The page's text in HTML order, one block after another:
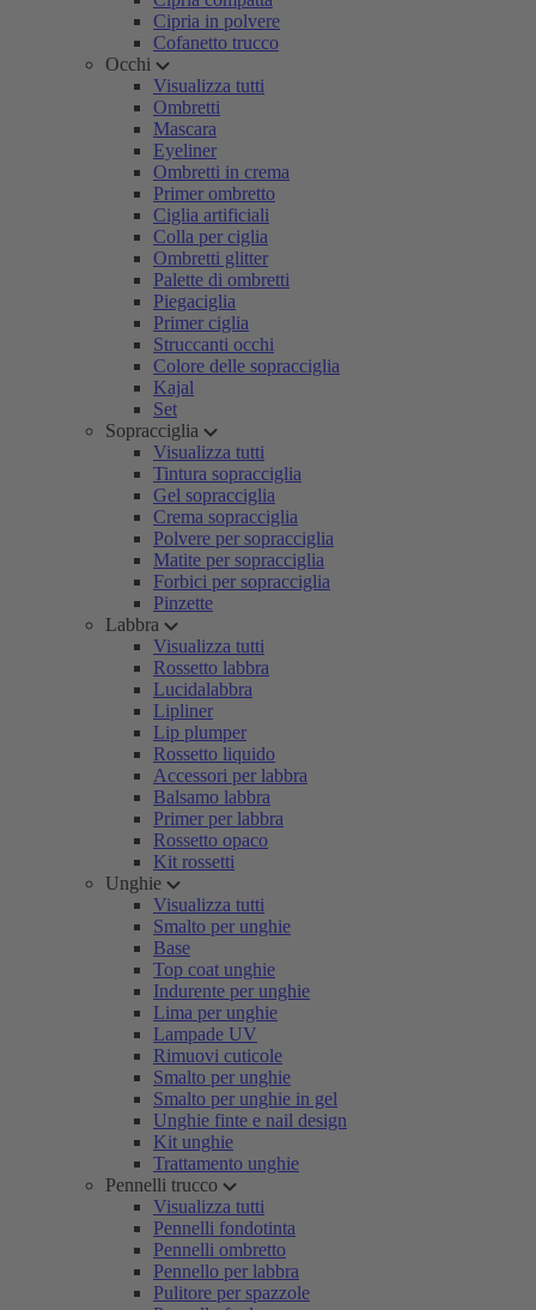
Cipria in polvere
Cofanetto trucco
Occhi
Visualizza tutti
Ombretti
Mascara
Eyeliner
Ombretti in crema
Primer ombretto
Ciglia artificiali
Colla per ciglia
Ombretti glitter
Palette di ombretti
Piegaciglia
Primer ciglia
Struccanti occhi
Colore delle sopracciglia
Kajal
Set
Sopracciglia
Visualizza tutti
Tintura sopracciglia
Gel sopracciglia
Crema sopracciglia
Polvere per sopracciglia
Matite per sopracciglia
Forbici per sopracciglia
Pinzette
Labbra
Visualizza tutti
Rossetto labbra
Lucidalabbra
Lipliner
Lip plumper
Rossetto liquido
Accessori per labbra
Balsamo labbra
Primer per labbra
Rossetto opaco
Kit rossetti
Unghie
Visualizza tutti
Smalto per unghie
Base
Top coat unghie
Indurente per unghie
Lima per unghie
Lampade UV
Rimuovi cuticole
Smalto per unghie
Smalto per unghie in gel
Unghie finte e nail design
Kit unghie
Trattamento unghie
Pennelli trucco
Visualizza tutti
Pennelli fondotinta
Pennelli ombretto
Pennello per labbra
Pulitore per spazzole